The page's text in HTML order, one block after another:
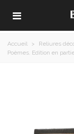
Accueil > Reliures
Poèmes. Edition en